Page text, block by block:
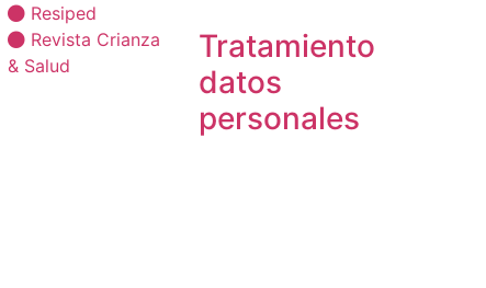
Resiped
Revista Crianza
& Salud
Tratamiento
datos
personales